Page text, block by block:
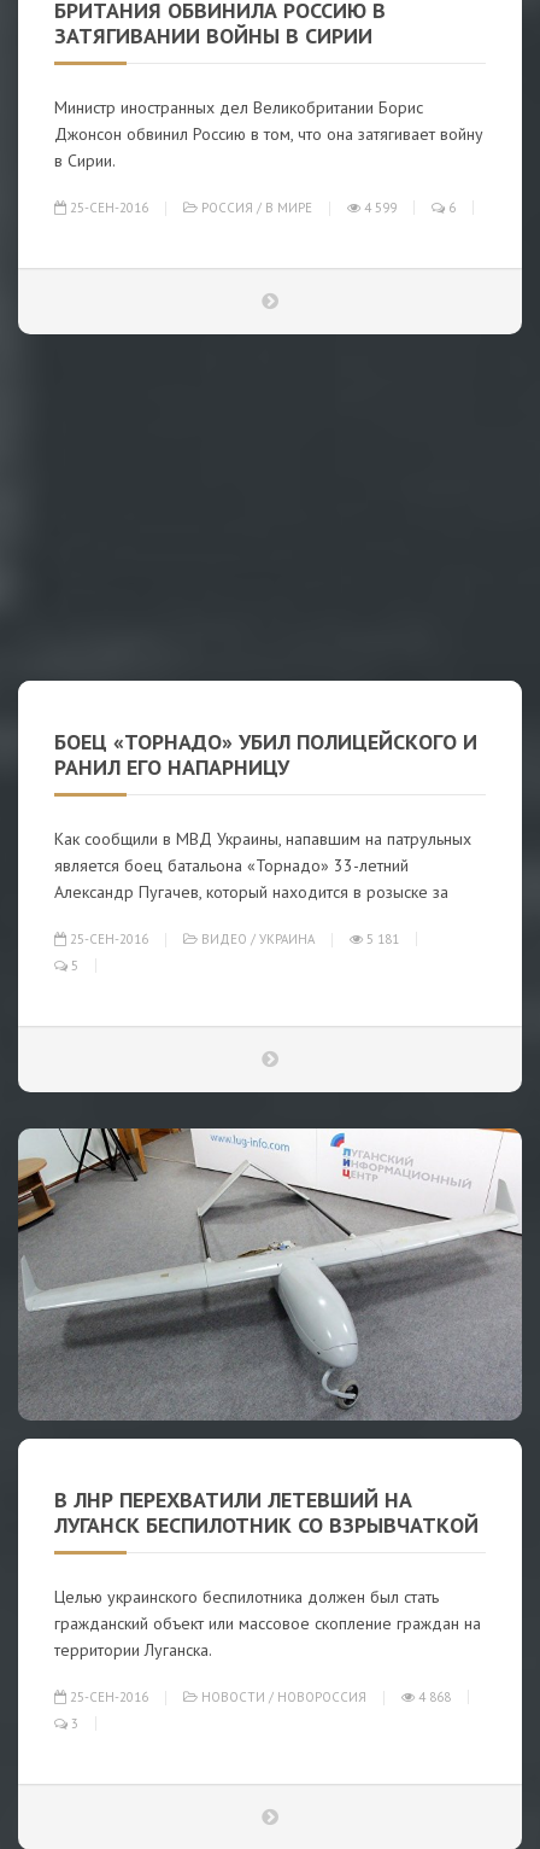
БРИТАНИЯ ОБВИНИЛА РОССИЮ В
ЗАТЯГИВАНИИ ВОЙНЫ В СИРИИ
Министр иностранных дел Великобритании Борис
Джонсон обвинил Россию в том, что она затягивает войну
в Сирии.
25-СЕН-2016 РОССИЯ / В МИРЕ 4 599 6
БОЕЦ «ТОРНАДО» УБИЛ ПОЛИЦЕЙСКОГО И
РАНИЛ ЕГО НАПАРНИЦУ
Как сообщили в МВД Украины, напавшим на патрульных
является боец батальона «Торнадо» 33-летний
Александр Пугачев, который находится в розыске за
25-СЕН-2016 ВИДЕО / УКРАИНА
5 181
5
В ЛНР ПЕРЕХВАТИЛИ ЛЕТЕВШИЙ НА
ЛУГАНСК БЕСПИЛОТНИК СО ВЗРЫВЧАТКОЙ
Целью украинского беспилотника должен был стать
гражданский объект или массовое скопление граждан на
территории Луганска.
25-СЕН-2016 НОВОСТИ / НОВОРОССИЯ
4 868
3